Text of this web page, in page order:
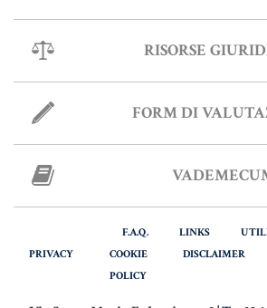
ANTIRICICLAGGIO
AUTOCERTIFICAZIONE
VERIFICA FIRMA DIGITALE
RISORSE
FORM DI
F.A.Q. LINKS
PRIVACY
COOKIE
POLICY
DISCLAIMER